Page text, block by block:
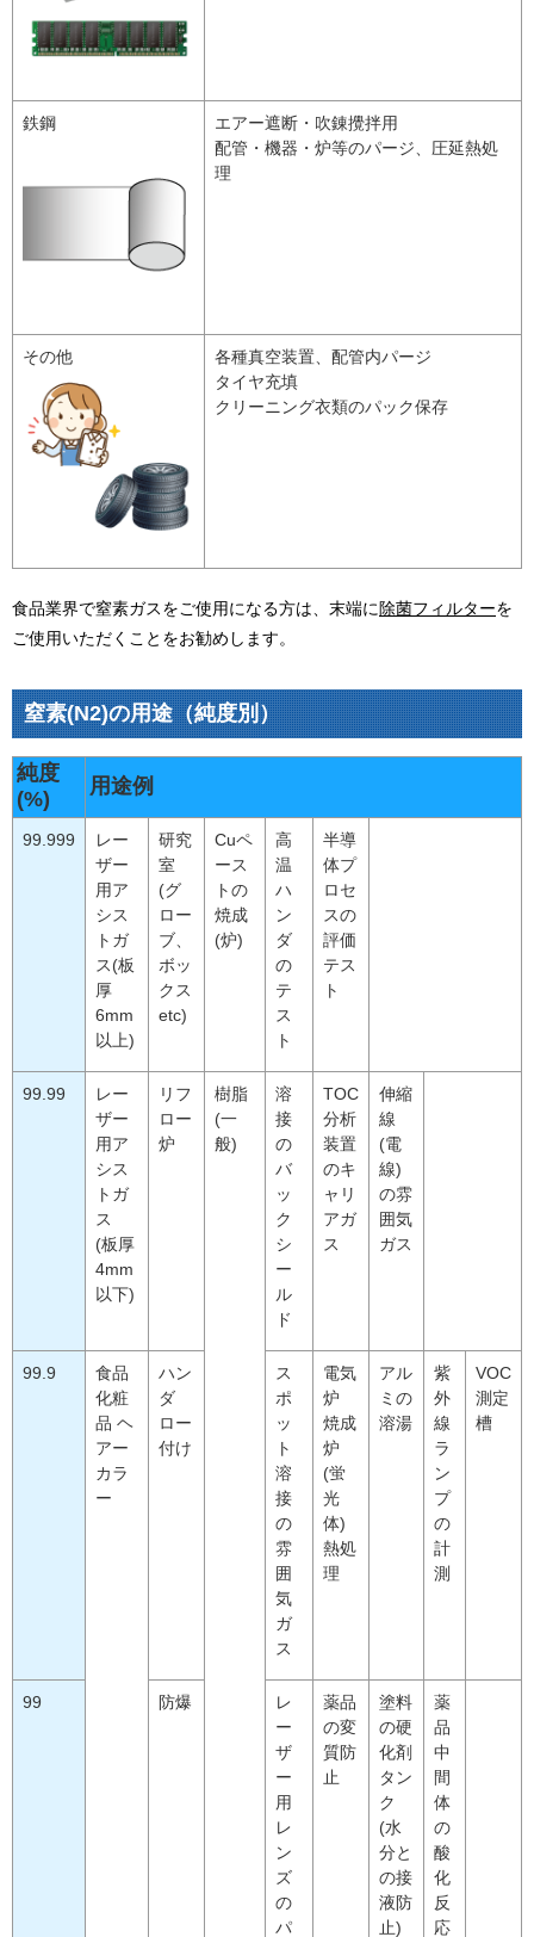
鉄鋼
エアー遮断・吹錬攪拌用
配管・機器・炉等のパージ、圧延熱処
理
その他
各種真空装置、配管内パージ
タイヤ充填
クリーニング衣類のパック保存
食品業界で窒素ガスをご使用になる方は、末端に除菌フィルターを
ご使用いただくことをお勧めします。
窒素(N2)の用途（純度別）
純度
(%)
用途例
99.999
レー
ザー
用ア
シス
トガ
ス(板
厚
6mm
以上)
研究
室
(グ
ロー
ブ、
ボッ
クス
etc)
Cuペ
ース
トの
焼成
(炉)
高
温
ハ
ン
ダ
の
テ
ス
ト
半導
体プ
ロセ
スの
評価
テス
ト
99.99
レー
ザー
用ア
シス
トガ
ス
(板厚
4mm
以下)
リフ
ロー
炉
樹脂
(一
般)
溶
接
の
バ
ッ
ク
シ
ー
ル
ド
TOC
分析
装置
のキ
ャリ
アガ
ス
伸縮
線
(電
線)
の雰
囲気
ガス
99.9
食品
化粧
品 ヘ
アー
カラ
ー
ハン
ダ
ロー
付け
ス
ポ
ッ
ト
溶
接
の
雰
囲
気
ガ
ス
電気
炉
焼成
炉
(蛍
光
体)
熱処
理
アル
ミの
溶湯
紫
外
線
ラ
ン
プ
の
計
測
VOC
測定
槽
99 防爆
レ
ー
ザ
ー
用
レ
ン
ズ
の
パ
薬品
の変
質防
止
塗料
の硬
化剤
タン
ク
(水
分と
の接
液防
止)
薬
品
中
間
体
の
酸
化
反
応